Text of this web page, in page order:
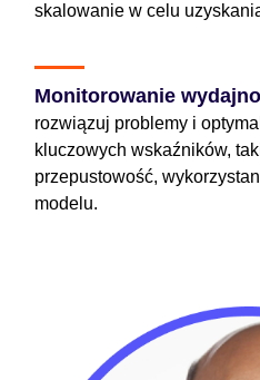
skalowanie w celu
Monitorowanie
rozwiązuj problemy i
kluczowych wskaźników,
przepustowość,
modelu.